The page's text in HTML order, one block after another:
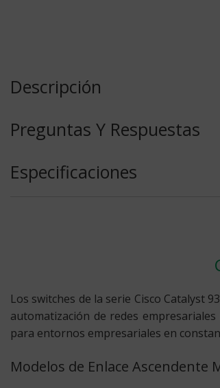
Descripción
Preguntas Y Respuestas
Especificaciones
Los switches de la serie Cisco Catalyst
automatización de redes
para entornos empresariales en
Modelos de Enlace Ascendente